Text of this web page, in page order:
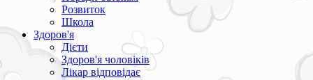
Розвиток
Школа
Здоров'я
Дієти
Здоров'я чоловіків
Лікар відповідає